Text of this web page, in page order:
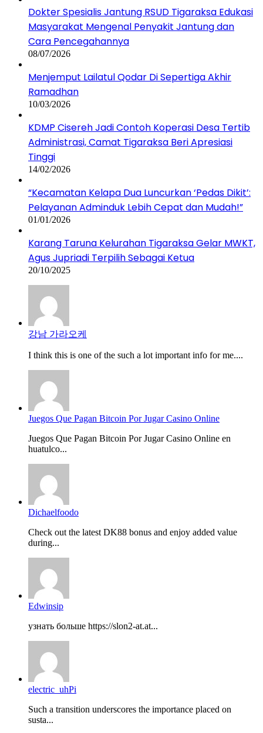
Dokter Spesialis Jantung RSUD Tigaraksa Edukasi
Masyarakat Mengenal Penyakit Jantung dan
Cara Pencegahannya
08/07/2026
Menjemput Lailatul Qodar Di Sepertiga Akhir
Ramadhan
10/03/2026
KDMP Cisereh Jadi Contoh Koperasi Desa Tertib
Administrasi, Camat Tigaraksa Beri Apresiasi
Tinggi
14/02/2026
“Kecamatan Kelapa Dua Luncurkan ‘Pedas Dikit’:
Pelayanan Adminduk Lebih Cepat dan Mudah!”
01/01/2026
Karang Taruna Kelurahan Tigaraksa Gelar MWKT,
Agus Jupriadi Terpilih Sebagai Ketua
20/10/2025
강남 가라오케
I think this is one of the such a lot important info for me....
Juegos Que Pagan Bitcoin Por Jugar Casino Online
Juegos Que Pagan Bitcoin Por Jugar Casino Online en
huatulco...
Dichaelfoodo
Check out the latest DK88 bonus and enjoy added value
during...
Edwinsip
узнать больше https://slon2-at.at...
electric_uhPi
Such a transition underscores the importance placed on
susta...